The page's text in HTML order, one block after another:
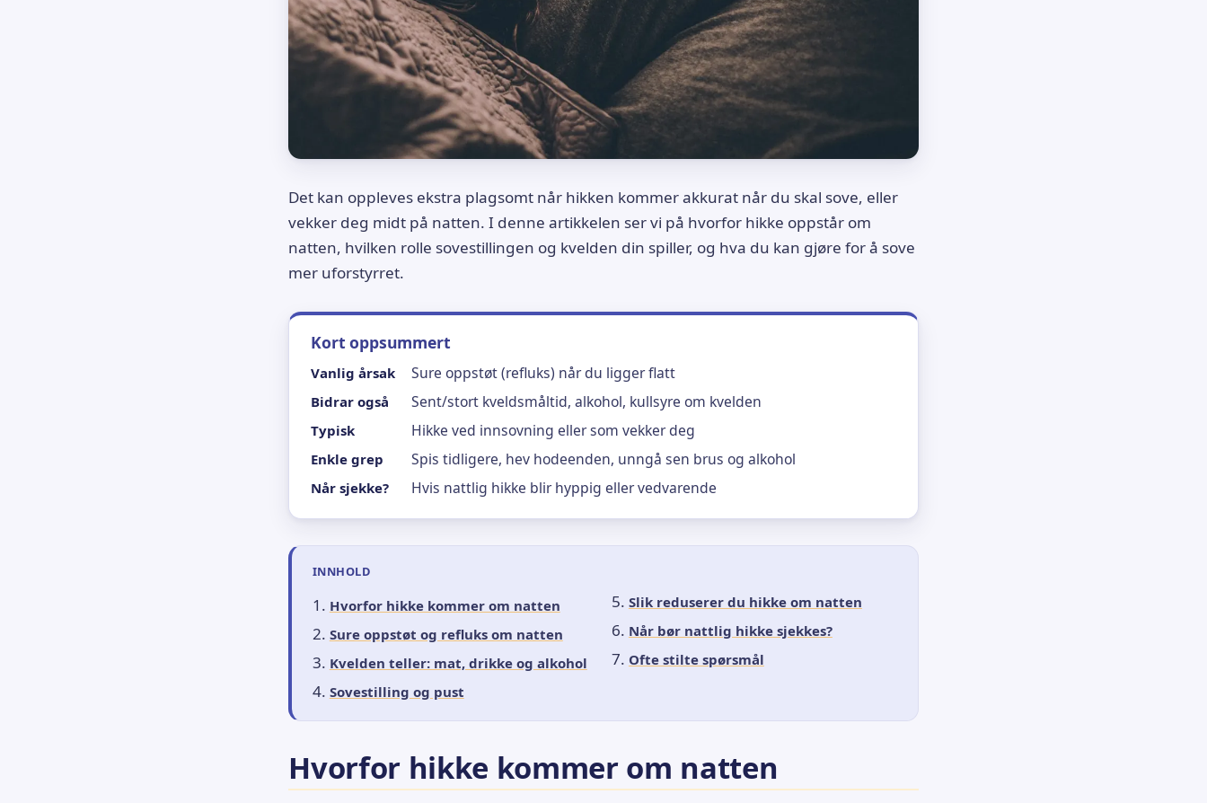
Det kan oppleves ekstra plagsomt når hikken kommer akkurat når du skal sove, eller
vekker deg midt på natten. I denne artikkelen ser vi på hvorfor hikke oppstår om
natten, hvilken rolle sovestillingen og kvelden din spiller, og hva du kan gjøre for å sove
mer uforstyrret.
Kort oppsummert
Vanlig årsak Sure oppstøt (refluks) når du ligger flatt
Bidrar også Sent/stort kveldsmåltid, alkohol, kullsyre om kvelden
Typisk Hikke ved innsovning eller som vekker deg
Enkle grep Spis tidligere, hev hodeenden, unngå sen brus og alkohol
Når sjekke? Hvis nattlig hikke blir hyppig eller vedvarende
INNHOLD
Hvorfor hikke kommer om natten
Sure oppstøt og refluks om natten
Kvelden teller: mat, drikke og alkohol
Sovestilling og pust
Slik reduserer du hikke om natten
Når bør nattlig hikke sjekkes?
Ofte stilte spørsmål
Hvorfor hikke kommer om natten